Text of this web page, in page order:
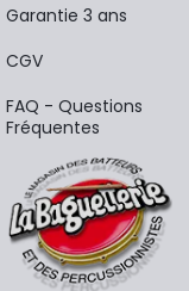
Garantie 3 ans
CGV
FAQ - Questions
Fréquentes